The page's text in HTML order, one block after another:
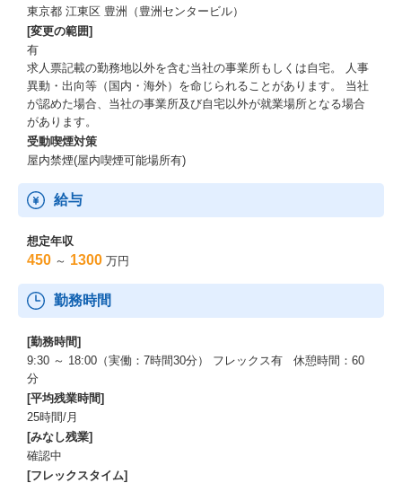
東京都 江東区 豊洲（豊洲センタービル）
[変更の範囲]
有
求人票記載の勤務地以外を含む当社の事業所もしくは自宅。 人事
異動・出向等（国内・海外）を命じられることがあります。 当社
が認めた場合、当社の事業所及び自宅以外が就業場所となる場合
があります。
受動喫煙対策
屋内禁煙(屋内喫煙可能場所有)
給与
想定年収
450 ～ 1300 万円
勤務時間
[勤務時間]
9:30 ～ 18:00（実働：7時間30分） フレックス有 休憩時間：60
分
[平均残業時間]
25時間/月
[みなし残業]
確認中
[フレックスタイム]